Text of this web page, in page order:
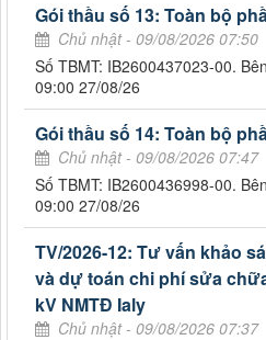
Gói thầu số 13: Toàn bộ
Chủ nhật - 09/08/2026 07:50
Số TBMT: IB2600437023-00.
09:00 27/08/26
Gói thầu số 14: Toàn bộ
Chủ nhật - 09/08/2026 07:47
Số TBMT: IB2600436998-00.
09:00 27/08/26
TV/2026-12: Tư vấn khảo
và dự toán chi phí sửa
kV NMTĐ Ialy
Chủ nhật - 09/08/2026 07:37